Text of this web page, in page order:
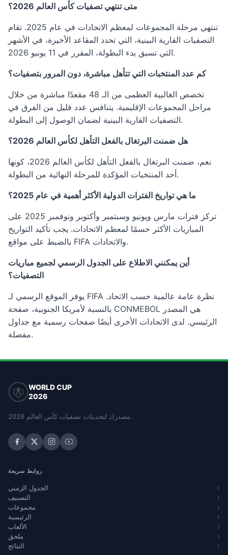
متى تنتهي تصفيات كأس العالم 2026؟
تنتهي مرحلة المجموعات لمعظم الاتحادات في عام 2025. تقام
التصفيات القارية البينية، التي تحدد المقاعد الأخيرة، في الأشهر
التي تسبق بدء البطولة، المقرر في 11 يونيو 2026.
كم عدد المنتخبات التي تتأهل مباشرة، دون المرور بتصفيات؟
تخصص الغالبية العظمى من الـ 48 مقعدًا مباشرة من خلال
مراحل المجموعات الإقليمية. يتنافس عدد قليل من الفرق في
التصفيات القارية البينية لضمان الوصول إلى البطولة.
هل ضمنت البرتغال بالفعل التأهل لكأس العالم 2026؟
نعم، ضمنت البرتغال بالفعل التأهل لكأس العالم 2026، كونها
أحد المنتخبات المؤكدة للمرحلة النهائية من البطولة.
ما هي تواريخ الفترات الدولية الأكثر أهمية في عام 2025؟
تركز فترات مارس ويونيو وسبتمبر وأكتوبر ونوفمبر 2025 على
المباريات الأكثر حسمًا لمعظم الاتحادات. يجب تأكيد التواريخ
بالضبط على مواقع FIFA والاتحادات.
أين يمكنني الاطلاع على الجدول الرسمي لجميع مباريات
التصفيات؟
يوفر الموقع الرسمي لـ FIFA نظرة عامة عالمية حسب الاتحاد.
بالنسبة لأمريكا الجنوبية، صفحة CONMEBOL هي المصدر
الرئيسي. لدى الاتحادات الأخرى أيضًا صفحات رسمية مع جداول
مفصلة.
WORLD CUP
2026
مصدرك لتحديثات تصفيات كأس العالم 2026.
روابط سريعة
الجدول الزمني
التصنيف
مجموعات
الرئيسية
الألعاب
ملحق
النتائج